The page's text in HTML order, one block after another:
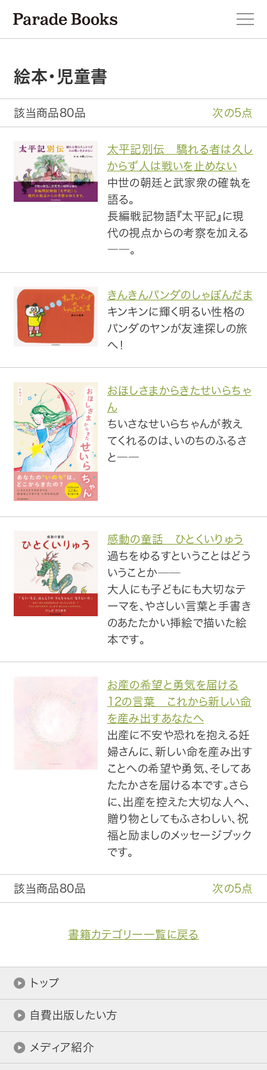
本を探す
新刊・近刊のお知らせ
おすすめ！この一冊。
エッセイ・詩・ノンフィクション
趣味・カルチャー
生活・健康
論文・学術書・参考書
絵本・児童書
ビジネス・経営・情報
社会・思想・哲学
写真集
電子書籍
トップ
自費出版したい方
画像・文章の使用について
絵本・児童書
該当商品80品 次の5点
太平記別伝 驕れる者は久し
からず人は戦いを止めない
中世の朝廷と武家衆の確執を
語る。
長編戦記物語『太平記』に現
代の視点からの考察を加える
――。
きんきんパンダのしゃぼんだま
キンキンに輝く明るい性格の
パンダのヤンが友達探しの旅
へ！
おほしさまからきたせいらちゃ
ん
ちいさなせいらちゃんが教え
てくれるのは、いのちのふるさ
と――
感動の童話 ひとくいりゅう
過ちをゆるすということはどう
いうことか──
大人にも子どもにも大切なテ
ーマを、やさしい言葉と手書き
のあたたかい挿絵で描いた絵
本です。
お産の希望と勇気を届ける
12の言葉 これから新しい命
を産み出すあなたへ
出産に不安や恐れを抱える妊
婦さんに、新しい命を産み出す
ことへの希望や勇気、そしてあ
たたかさを届ける本です。さら
に、出産を控えた大切な人へ、
贈り物としてもふさわしい、祝
福と励ましのメッセージブック
です。
該当商品80品 次の5点
書籍カテゴリー一覧に戻る
トップ
自費出版したい方
メディア紹介